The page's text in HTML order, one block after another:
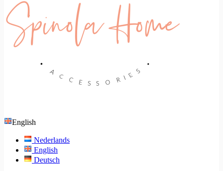
English
Nederlands
English
Deutsch